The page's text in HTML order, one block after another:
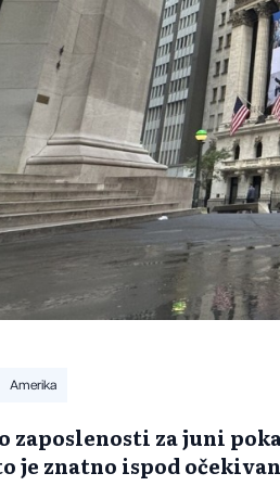
Amerika
zaposlenosti za juni
je znatno ispod